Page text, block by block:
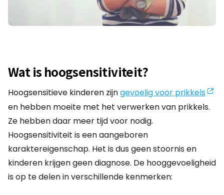
Wat is hoogsensitiviteit?
Hoogsensitieve kinderen zijngevoelig voor prikkels
en hebben moeite met het verwerken van prikkels.
Ze hebben daar meer tijd voor nodig.
Hoogsensitiviteit is een aangeboren
karaktereigenschap. Het is dus geen stoornis en
kinderen krijgen geen diagnose. De hooggevoeligheid
is op te delen in verschillende kenmerken: